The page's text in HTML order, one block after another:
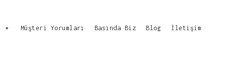
Müşteri Yorumları Basında Biz Blog İletişim